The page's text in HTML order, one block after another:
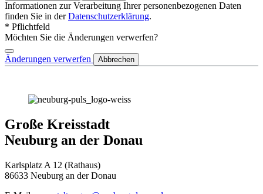
Informationen zur Verarbeitung Ihrer personenbezogenen Daten
finden Sie in derDatenschutzerklärung.
* Pflichtfeld
Möchten Sie die Änderungen verwerfen?
Änderungen verwerfen Abbrechen
Große Kreisstadt
Neuburg an der Donau
Karlsplatz A 12 (Rathaus)
86633 Neuburg an der Donau